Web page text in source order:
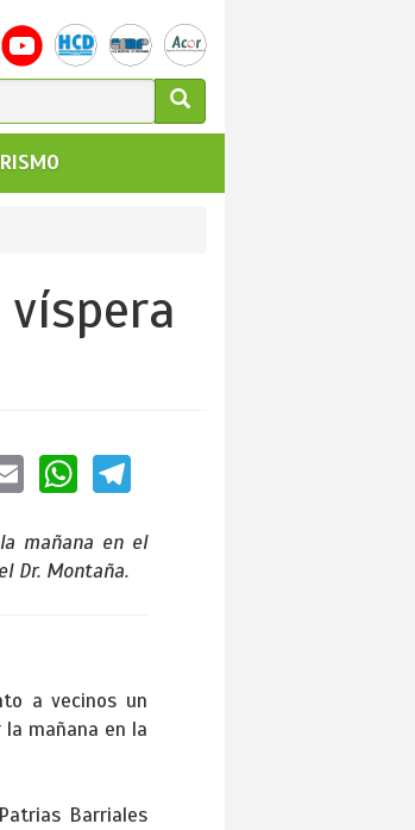
EmailWhatsApp
Telegram
mañana en el
Dr. Montaña.
a vecinos un
mañana en la
Barriales